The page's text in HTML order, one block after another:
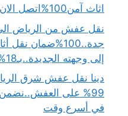
اثاث آمن100%اتصل الان
نقل عفش من الرياض
جدة..100%ضمان
إلى وجهته الجديدة..بـ18%خصم
دينا نقل عفش شرق
99% على
في أسرع وقت